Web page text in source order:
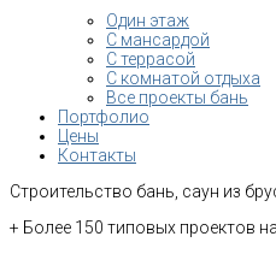
Один этаж
С мансардой
С террасой
С комнатой отдыха
Все проекты бань
Портфолио
Цены
Контакты
Строительство бань, саун из
+ Более 150 типовых проектов